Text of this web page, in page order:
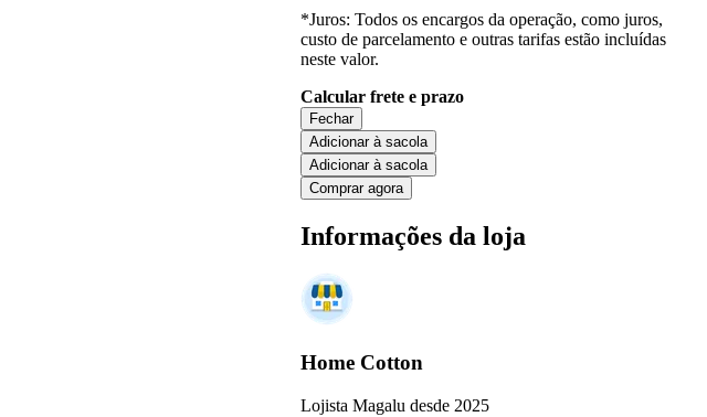
*Juros: Todos os encargos da operação, como juros,
custo de parcelamento e outras tarifas estão incluídas
neste valor.
Calcular frete e prazo
Fechar
Adicionar à sacola
Adicionar à sacola
Comprar agora
Informações da loja
Home Cotton
Lojista Magalu desde 2025